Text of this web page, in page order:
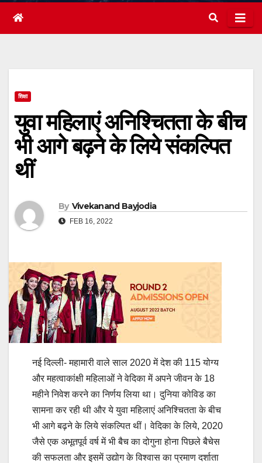
शिक्षा
युवा महिलाएं अनिश्चितता के बीच
भी आगे बढ़ने के लिये संकल्पित
थीं
By Vivekanand Bayjodia
FEB 16, 2022
नई दिल्‍ली- महामारी वाले साल 2020 में देश की 115 योग्‍य
और महत्‍वाकांक्षी महिलाओं ने वेदिका में अपने जीवन के 18
महीने निवेश करने का निर्णय लिया था। दुनिया कोविड का
सामना कर रही थी और ये युवा महिलाएं अनिश्चितता के बीच
भी आगे बढ़ने के लिये संकल्पित थीं। वेदिका के लिये, 2020
जैसे एक अभूतपूर्व वर्ष में भी बैच का दोगुना होना पिछले बैचेस
की सफलता और इसमें उद्योग के विश्‍वास का प्रमाण दर्शाता